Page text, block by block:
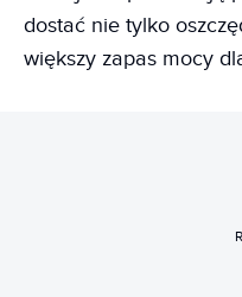
dostać nie tylko
większy zapas mocy